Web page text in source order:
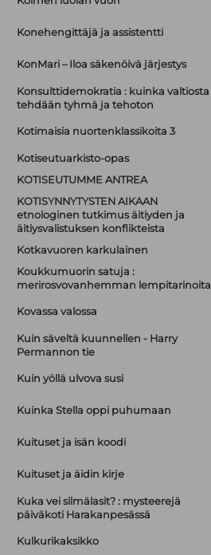
Konehengittäjä ja assistentti
KonMari – Iloa säkenöivä järjestys
Konsulttidemokratia : kuinka valtiosta
tehdään tyhmä ja tehoton
Kotimaisia nuortenklassikoita 3
Kotiseutuarkisto-opas
KOTISEUTUMME ANTREA
KOTISYNNYTYSTEN AIKAAN
etnologinen tutkimus äitiyden ja
äitiysvalistuksen konflikteista
Kotkavuoren karkulainen
Koukkumuorin satuja :
merirosvovanhemman lempitarinoita
Kovassa valossa
Kuin säveltä kuunnellen - Harry
Permannon tie
Kuin yöllä ulvova susi
Kuinka Stella oppi puhumaan
Kuituset ja isän koodi
Kuituset ja äidin kirje
Kuka vei silmälasit? : mysteerejä
päiväkoti Harakanpesässä
Kulkurikaksikko